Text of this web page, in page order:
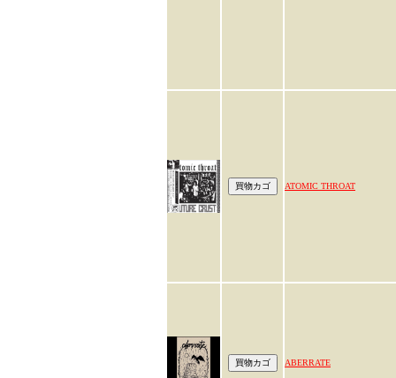
ATOMIC THROAT
ABERRATE